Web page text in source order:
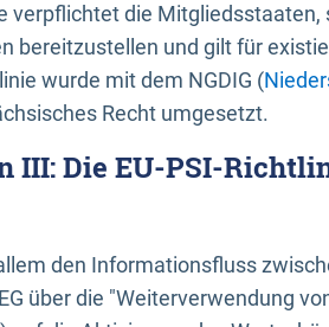
verpflichtet die Mitgliedsstaaten,
bereitzustellen und gilt für
wurde mit dem NGDIG (
Recht umgesetzt.
III: Die EU-PSI-
den Informationsfluss
über die "Weiterverwendung